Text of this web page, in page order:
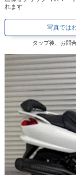
れます
写真では
タップ後、お問